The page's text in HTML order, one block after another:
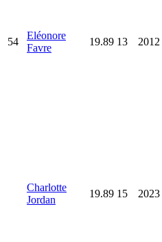
54
Eléonore
Favre
19.89 13 2012
Charlotte
Jordan
19.89 15 2023